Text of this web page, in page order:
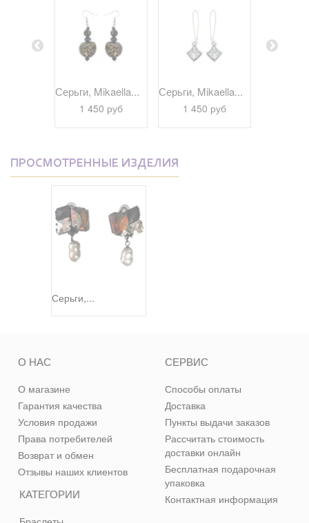
Серьги, Mikaella...
1 450 руб
Серьги, Mikaella...
1 450 руб
ПРОСМОТРЕННЫЕ ИЗДЕЛИЯ
Серьги,...
КАТЕГОРИИ
О НАС
О магазине
Гарантия качества
Условия продажи
Права потребителей
Возврат и обмен
Отзывы наших клиентов
СЕРВИС
Способы оплаты
Доставка
Пункты выдачи заказов
Рассчитать стоимость
доставки онлайн
Бесплатная подарочная
упаковка
Контактная информация